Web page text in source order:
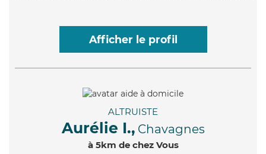
Afficher le profil
ALTRUISTE
Aurélie I., Chavagnes
à 5km de chez Vous